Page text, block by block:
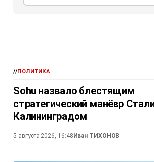
//ПОЛИТИКА
Sohu назвало блестящим
стратегический манёвр
Калининградом
5 августа 2026, 16:48 Иван ТИХОНОВ